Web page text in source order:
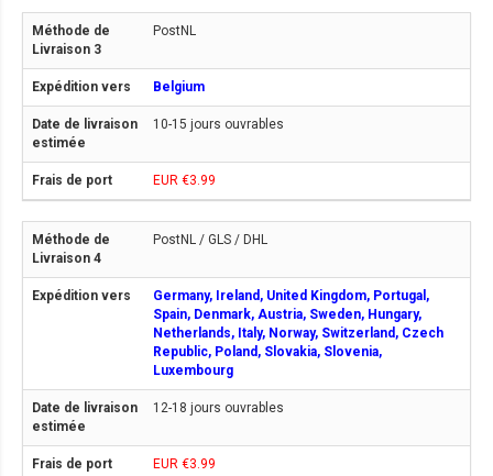
PostNL
Belgium
10-15 jours ouvrables
EUR €3.99
PostNL / GLS / DHL
Germany, Ireland, United Kingdom, Portugal,
Spain, Denmark, Austria, Sweden, Hungary,
Netherlands, Italy, Norway, Switzerland, Czech
Republic, Poland, Slovakia, Slovenia,
Luxembourg
12-18 jours ouvrables
EUR €3.99